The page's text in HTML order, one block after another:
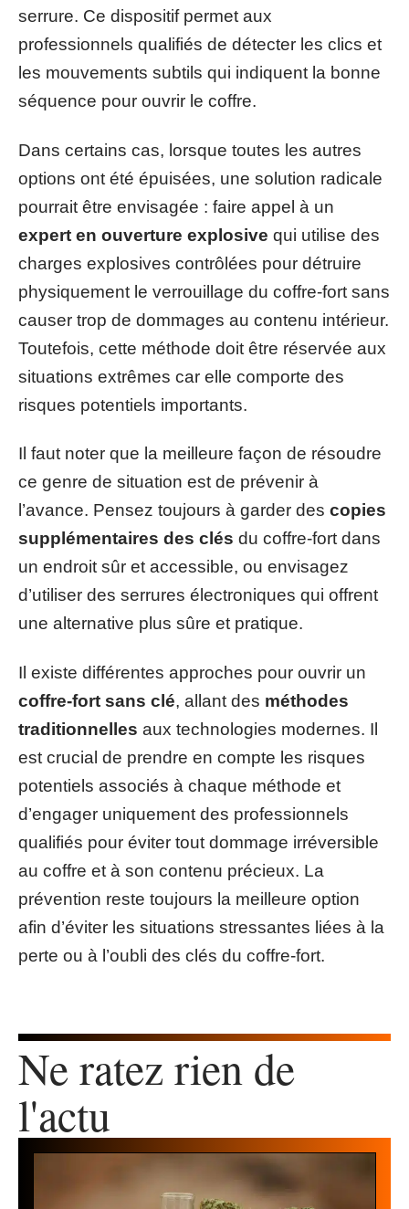
serrure. Ce dispositif permet aux
professionnels qualifiés de détecter les clics et
les mouvements subtils qui indiquent la bonne
séquence pour ouvrir le coffre.
Dans certains cas, lorsque toutes les autres
options ont été épuisées, une solution radicale
pourrait être envisagée : faire appel à un
expert en ouverture explosive qui utilise des
charges explosives contrôlées pour détruire
physiquement le verrouillage du coffre-fort sans
causer trop de dommages au contenu intérieur.
Toutefois, cette méthode doit être réservée aux
situations extrêmes car elle comporte des
risques potentiels importants.
Il faut noter que la meilleure façon de résoudre
ce genre de situation est de prévenir à
l’avance. Pensez toujours à garder des copies
supplémentaires des clés du coffre-fort dans
un endroit sûr et accessible, ou envisagez
d’utiliser des serrures électroniques qui offrent
une alternative plus sûre et pratique.
Il existe différentes approches pour ouvrir un
coffre-fort sans clé, allant des méthodes
traditionnelles aux technologies modernes. Il
est crucial de prendre en compte les risques
potentiels associés à chaque méthode et
d’engager uniquement des professionnels
qualifiés pour éviter tout dommage irréversible
au coffre et à son contenu précieux. La
prévention reste toujours la meilleure option
afin d’éviter les situations stressantes liées à la
perte ou à l’oubli des clés du coffre-fort.
Ne ratez rien de
l'actu